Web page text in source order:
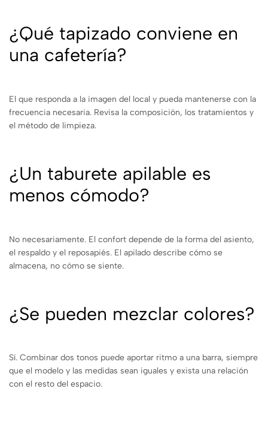
¿Qué tapizado conviene en
una cafetería?
El que responda a la imagen del local y pueda mantenerse con la
frecuencia necesaria. Revisa la composición, los tratamientos y
el método de limpieza.
¿Un taburete apilable es
menos cómodo?
No necesariamente. El confort depende de la forma del asiento,
el respaldo y el reposapiés. El apilado describe cómo se
almacena, no cómo se siente.
¿Se pueden mezclar colores?
Sí. Combinar dos tonos puede aportar ritmo a una barra, siempre
que el modelo y las medidas sean iguales y exista una relación
con el resto del espacio.